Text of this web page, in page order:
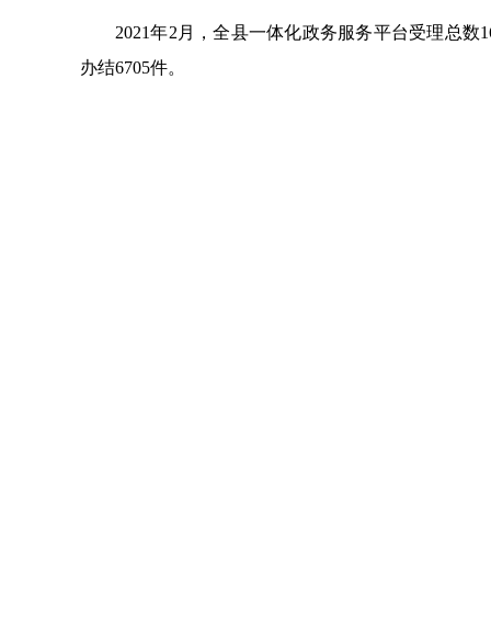
2021年2月，全县一体化政务服务平台受理总数
办结6705件。